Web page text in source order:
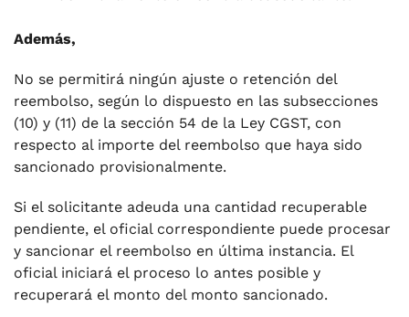
Además,
No se permitirá ningún ajuste o retención del
reembolso, según lo dispuesto en las subsecciones
(10) y (11) de la sección 54 de la Ley CGST, con
respecto al importe del reembolso que haya sido
sancionado provisionalmente.
Si el solicitante adeuda una cantidad recuperable
pendiente, el oficial correspondiente puede procesar
y sancionar el reembolso en última instancia. El
oficial iniciará el proceso lo antes posible y
recuperará el monto del monto sancionado.